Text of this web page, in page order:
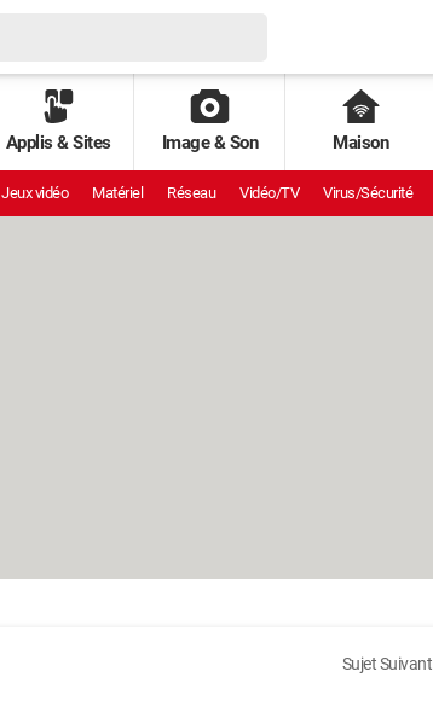
Applis & Sites Image & Son Maison
Jeux vidéo Matériel Réseau Vidéo/TV Virus/Sécurité
Sujet Suivant